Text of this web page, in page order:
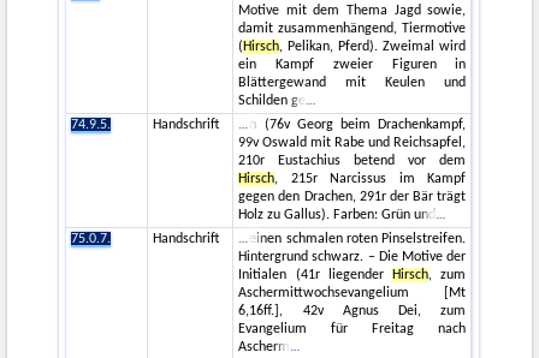
Motive mit dem Thema Jagd sowie,
damit zusammenhängend, Tiermotive
( Hirsch, Pelikan, Pferd). Zweimal wird
ein Kampf zweier Figuren in
Blättergewand mit Keulen und
Schilden ge
74.9.5.
Handschrift
n (76v Georg beim Drachenkampf,
99v Oswald mit Rabe und Reichsapfel,
210r Eustachius betend vor dem
Hirsch, 215r Narcissus im Kampf
gegen den Drachen, 291r der Bär trägt
Holz zu Gallus). Farben: Grün und
75.0.7.
Handschrift
einen schmalen roten Pinselstreifen.
Hintergrund schwarz. – Die Motive der
Initialen (41r liegender
Hirsch, zum
Aschermittwochsevangelium [Mt
6,16ff.], 42v Agnus Dei, zum
Evangelium für Freitag nach
Ascherm